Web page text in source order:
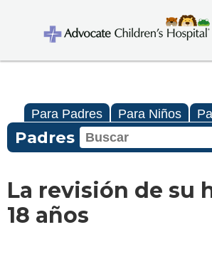
Para Padres Para Niños
Padres
La revisión de su
18 años